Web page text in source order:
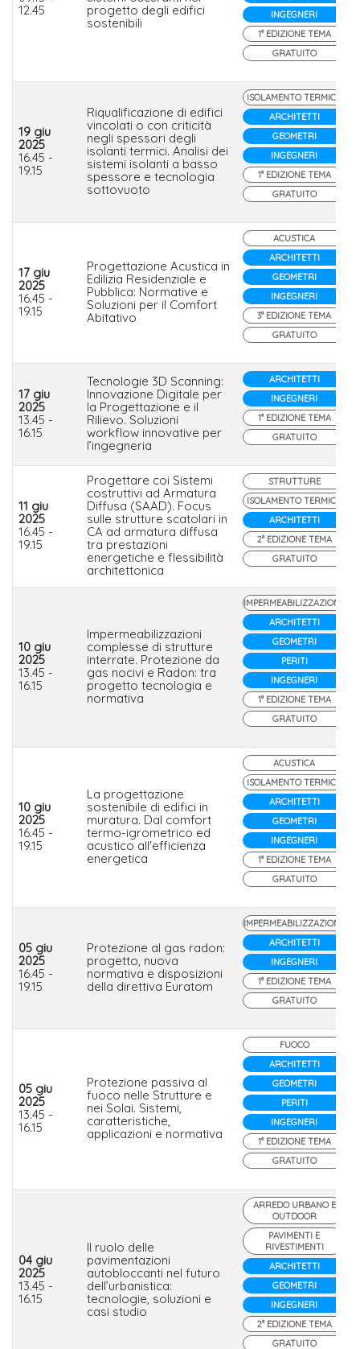
12.45
progetto degli edifici
sostenibili
INGEGNERI
1° EDIZIONE TEMA
GRATUITO
19 giu
2025
16.45 -
19.15
Riqualificazione di edifici
vincolati o con criticità
negli spessori degli
isolanti termici. Analisi dei
sistemi isolanti a basso
spessore e tecnologia
sottovuoto
ISOLAMENTO TERMICO
ARCHITETTI
GEOMETRI
INGEGNERI
1° EDIZIONE TEMA
GRATUITO
17 giu
2025
16.45 -
19.15
Progettazione Acustica in
Edilizia Residenziale e
Pubblica: Normative e
Soluzioni per il Comfort
Abitativo
ACUSTICA
ARCHITETTI
GEOMETRI
INGEGNERI
3° EDIZIONE TEMA
GRATUITO
17 giu
2025
13.45 -
16.15
Tecnologie 3D Scanning:
Innovazione Digitale per
la Progettazione e il
Rilievo. Soluzioni
workflow innovative per
l’ingegneria
ARCHITETTI
INGEGNERI
1° EDIZIONE TEMA
GRATUITO
11 giu
2025
16.45 -
19.15
Progettare coi Sistemi
costruttivi ad Armatura
Diffusa (SAAD). Focus
sulle strutture scatolari in
CA ad armatura diffusa
tra prestazioni
energetiche e flessibilità
architettonica
STRUTTURE
ISOLAMENTO TERMICO
ARCHITETTI
2° EDIZIONE TEMA
GRATUITO
10 giu
2025
13.45 -
16.15
Impermeabilizzazioni
complesse di strutture
interrate. Protezione da
gas nocivi e Radon: tra
progetto tecnologia e
normativa
IMPERMEABILIZZAZIONE
ARCHITETTI
GEOMETRI
PERITI
INGEGNERI
1° EDIZIONE TEMA
GRATUITO
10 giu
2025
16.45 -
19.15
La progettazione
sostenibile di edifici in
muratura. Dal comfort
termo-igrometrico ed
acustico all'efficienza
energetica
ACUSTICA
ISOLAMENTO TERMICO
ARCHITETTI
GEOMETRI
INGEGNERI
1° EDIZIONE TEMA
GRATUITO
05 giu
2025
16.45 -
19.15
Protezione al gas radon:
progetto, nuova
normativa e disposizioni
della direttiva Euratom
IMPERMEABILIZZAZIONE
ARCHITETTI
INGEGNERI
1° EDIZIONE TEMA
GRATUITO
05 giu
2025
13.45 -
16.15
Protezione passiva al
fuoco nelle Strutture e
nei Solai. Sistemi,
caratteristiche,
applicazioni e normativa
FUOCO
ARCHITETTI
GEOMETRI
PERITI
INGEGNERI
1° EDIZIONE TEMA
GRATUITO
04 giu
2025
13.45 -
16.15
Il ruolo delle
pavimentazioni
autobloccanti nel futuro
dell’urbanistica:
tecnologie, soluzioni e
casi studio
ARREDO URBANO E
OUTDOOR
PAVIMENTI E
RIVESTIMENTI
ARCHITETTI
GEOMETRI
INGEGNERI
2° EDIZIONE TEMA
GRATUITO